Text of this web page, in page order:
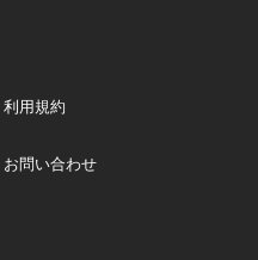
利用規約
お問い合わせ